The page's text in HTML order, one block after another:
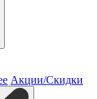
Акции/Скидки